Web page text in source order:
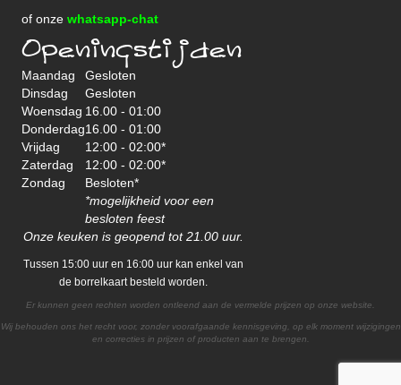
of onze whatsapp-chat
Openingstijden
Maandag
Gesloten
Dinsdag
Gesloten
Woensdag 16.00 - 01:00
Donderdag16.00 - 01:00
Vrijdag
12:00 - 02:00*
Zaterdag
12:00 - 02:00*
Zondag
Besloten*
*mogelijkheid voor een
besloten feest
Onze keuken is geopend tot 21.00 uur.
Tussen 15:00 uur en 16:00 uur kan enkel van
de borrelkaart besteld worden.
Er kunnen geen rechten worden ontleend aan de vermelde prijzen op onze website.
Wij behouden ons het recht voor, zonder voorafgaande kennisgeving, op elk moment wijzigingen
en correcties in prijzen of producten aan te brengen.